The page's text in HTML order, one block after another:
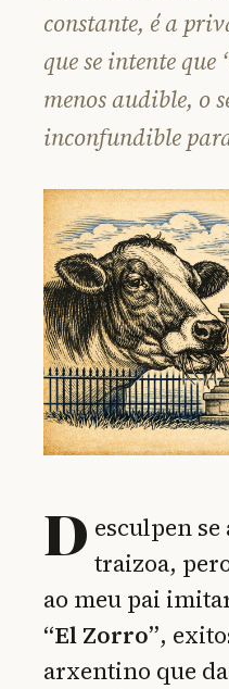
constante, é a
que se intente
menos audible, o
inconfundible
D esculpen
traizoa,
ao meu pai
“El Zorro”,
arxentino que